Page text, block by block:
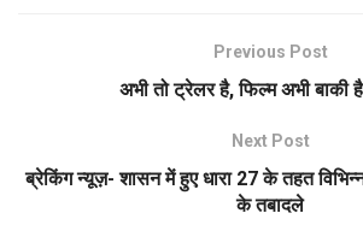
Previous Post
अभी तो ट्रेलर है, फिल्म अभी बाकी
Next Post
ब्रेकिंग न्यूज़- शासन में हुए धारा 27 के तहत विभिन्न
के तबादले